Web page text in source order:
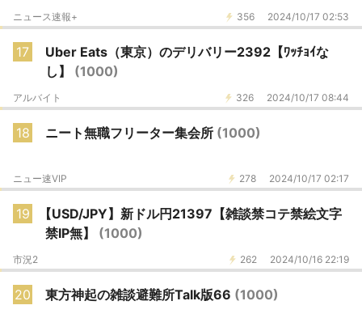
356 2024/10/17 02:53
ニュース速報+
17
Uber Eats（東京）のデリバリー2392【ﾜｯﾁｮｲな
し】 (1000)
326 2024/10/17 08:44
アルバイト
18 ニート無職フリーター集会所 (1000)
278 2024/10/17 02:17
ニュー速VIP
19
【USD/JPY】新ドル円21397【雑談禁コテ禁絵文字
禁IP無】 (1000)
262 2024/10/16 22:19
市況2
20 東方神起の雑談避難所Talk版66 (1000)